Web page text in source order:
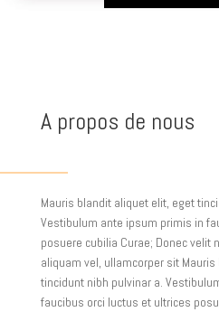
A propos de nous
Mauris blandit aliquet elit, eget
Vestibulum ante ipsum primis in
posuere cubilia Curae; Donec velit
aliquam vel, ullamcorper sit
tincidunt nibh pulvinar a.
faucibus orci luctus et ultrices